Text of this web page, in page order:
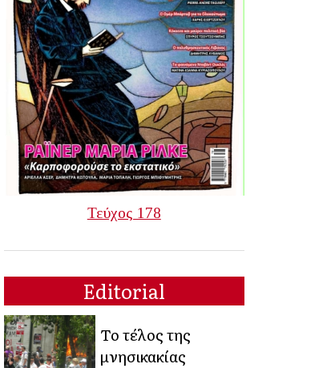
Τεύχος 178
Editorial
Το τέλος της
μνησικακίας